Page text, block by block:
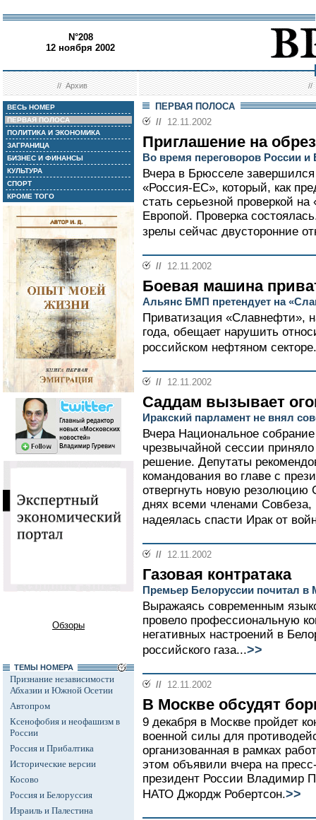
N°208
12 ноября 2002
//Архив //
ВЕСЬ НОМЕР
ПЕРВАЯ ПОЛОСА
ПОЛИТИКА И ЭКОНОМИКА
ЗАГРАНИЦА
БИЗНЕС И ФИНАНСЫ
КУЛЬТУРА
СПОРТ
КРОМЕ ТОГО
Обзоры
ТЕМЫ НОМЕРА
Признание независимости
Абхазии и Южной Осетии
Автопром
Ксенофобия и неофашизм в
России
Россия и Прибалтика
Исторические версии
Косово
Россия и Белоруссия
Израиль и Палестина
ПЕРВАЯ ПОЛОСА
// 12.11.2002
Приглашение на
Во время переговоров России
Вчера в Брюсселе
«Россия-ЕС», который, как
стать серьезной проверкой
Европой. Проверка
зрелы сейчас двусторонние
// 12.11.2002
Боевая машина
Альянс БМП претендует на
Приватизация «Славнефти»,
года, обещает нарушить
российском нефтяном
// 12.11.2002
Саддам вызывает
Иракский парламент не внял
Вчера Национальное
чрезвычайной сессии
решение. Депутаты
командования во главе с
отвергнуть новую
днях всеми членами Совбеза,
надеялась спасти Ирак от
// 12.11.2002
Газовая контратака
Премьер Белоруссии почитал в
Выражаясь современным
провело профессиональную
негативных настроений в
российского газа...>>
// 12.11.2002
В Москве обсудят
9 декабря в Москве пройдет
военной силы для
организованная в рамках
этом объявили вчера на
президент России Владимир
НАТО Джордж Робертсон.>>